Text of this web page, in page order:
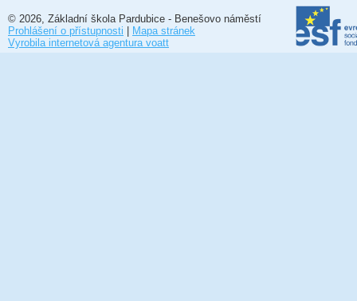
© 2026, Základní škola Pardubice - Benešovo náměstí
Prohlášení o přístupnosti | Mapa stránek
Vyrobila internetová agentura voatt